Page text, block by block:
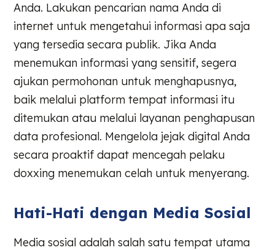
Anda. Lakukan pencarian nama Anda di
internet untuk mengetahui informasi apa saja
yang tersedia secara publik. Jika Anda
menemukan informasi yang sensitif, segera
ajukan permohonan untuk menghapusnya,
baik melalui platform tempat informasi itu
ditemukan atau melalui layanan penghapusan
data profesional. Mengelola jejak digital Anda
secara proaktif dapat mencegah pelaku
doxxing menemukan celah untuk menyerang.
Hati-Hati dengan Media Sosial
Media sosial adalah salah satu tempat utama